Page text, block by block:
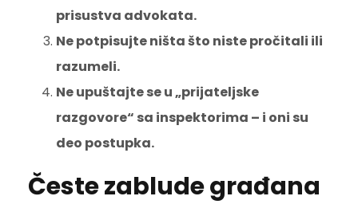
prisustva advokata.
Ne potpisujte ništa što niste pročitali ili
razumeli.
Ne upuštajte se u „prijateljske
razgovore“ sa inspektorima – i oni su
deo postupka.
Česte zablude građana